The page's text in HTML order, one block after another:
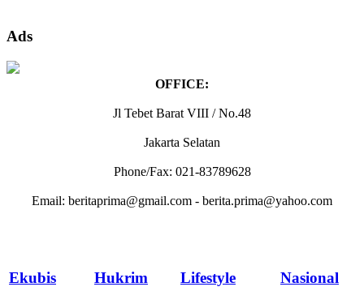
Ads
OFFICE:
Jl Tebet Barat VIII / No.48
Jakarta Selatan
Phone/Fax: 021-83789628
Email: beritaprima@gmail.com - berita.prima@yahoo.com
Ekubis Hukrim Lifestyle Nasional